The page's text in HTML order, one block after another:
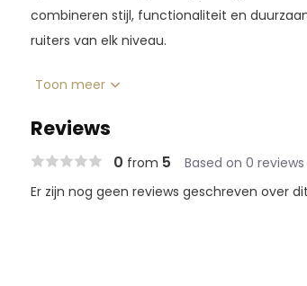
combineren stijl, functionaliteit en
ruiters van elk niveau.
Belangrijkste kenmerken:
Soft leder aan de buitenzijde:
en soepel leder, wat zorgt voor een
Toon meer
Reviews
0 from 5 Based on 0 reviews
Er zijn nog geen reviews geschreven over